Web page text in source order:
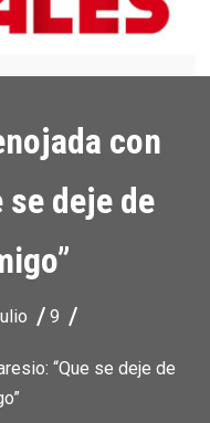
con
se deje de
9
“Que se deje de